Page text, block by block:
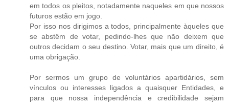
em todos os pleitos, notadamente naqueles em que nossos
futuros estão em jogo.
Por isso nos dirigimos a todos, principalmente àqueles que
se abstêm de votar, pedindo-lhes que não deixem que
outros decidam o seu destino. Votar, mais que um direito, é
uma obrigação.
Por sermos um grupo de voluntários apartidários, sem
vínculos ou interesses ligados a quaisquer Entidades, e
para que nossa independência e credibilidade sejam